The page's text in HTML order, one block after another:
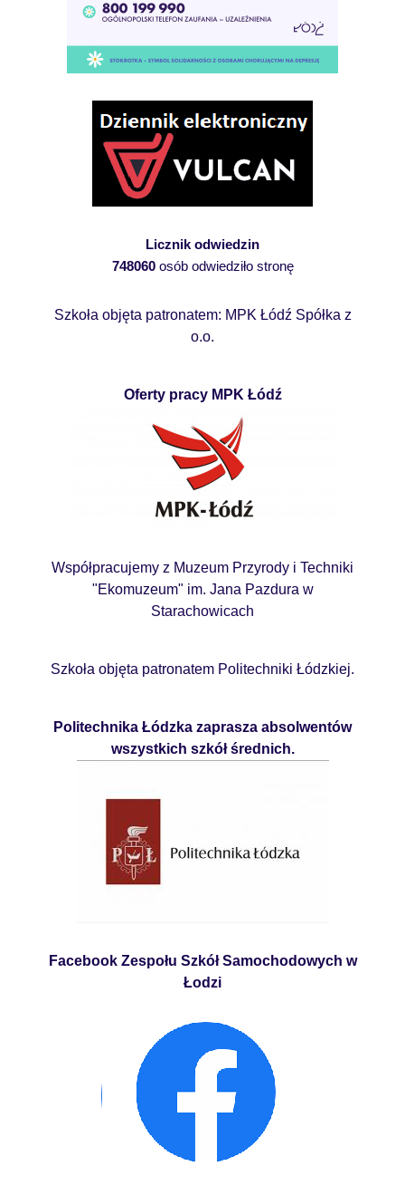
Licznik odwiedzin
748060osób odwiedziło stronę
Szkoła objęta patronatem: MPK Łódź Spółka z
o.o.
Oferty pracy MPK Łódź
Współpracujemy z Muzeum Przyrody i Techniki
"Ekomuzeum" im. Jana Pazdura w
Starachowicach
Szkoła objęta patronatem Politechniki Łódzkiej.
Politechnika Łódzka zaprasza absolwentów
wszystkich szkół średnich.
Facebook Zespołu Szkół Samochodowych w
Łodzi